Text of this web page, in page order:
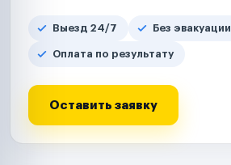
Выезд 24/7 Без эвакуации
Оплата по результату
Оставить заявку